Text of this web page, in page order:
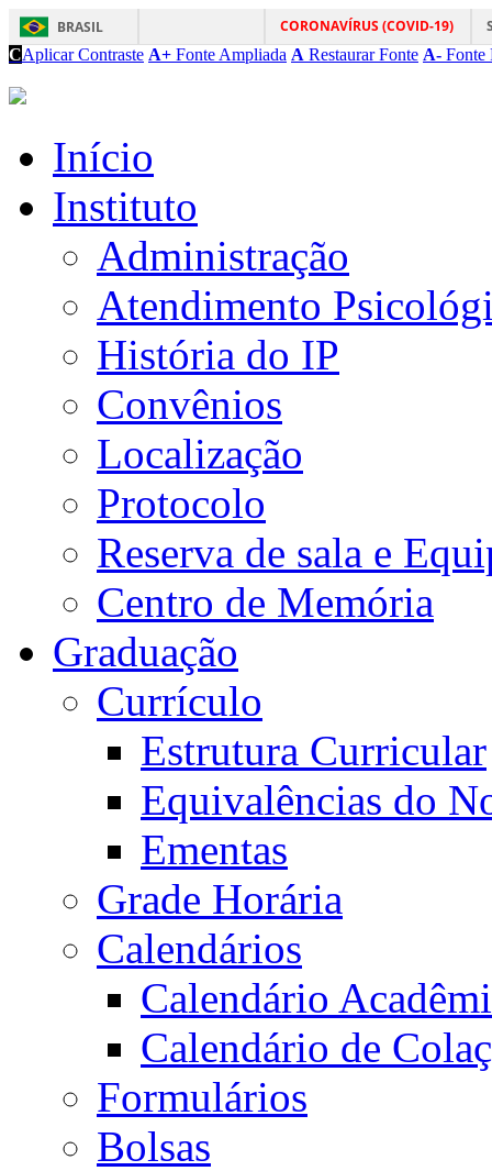
BRASIL CORONAVÍRUS (COVID-19)
CAplicar Contraste A+ Fonte Ampliada A Restaurar Fonte A- Fonte
Início
Instituto
Administração
Atendimento
História do IP
Convênios
Localização
Protocolo
Reserva de sala e
Centro de Memória
Graduação
Currículo
Estrutura Curricular
Equivalências do
Ementas
Grade Horária
Calendários
Calendário
Calendário de
Formulários
Bolsas